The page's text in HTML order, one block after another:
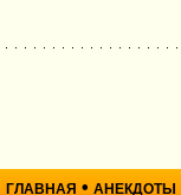
ГЛАВНАЯ • АНЕКДОТЫ